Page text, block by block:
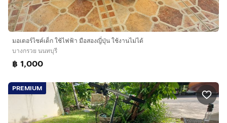
มอเตอร์ไซค์เด็ก ใช้ไฟฟ้า มือสองญี่ปุ่น ใช้งานไม่ได้
บางกรวย นนทบุรี
฿ 1,000
PREMIUM